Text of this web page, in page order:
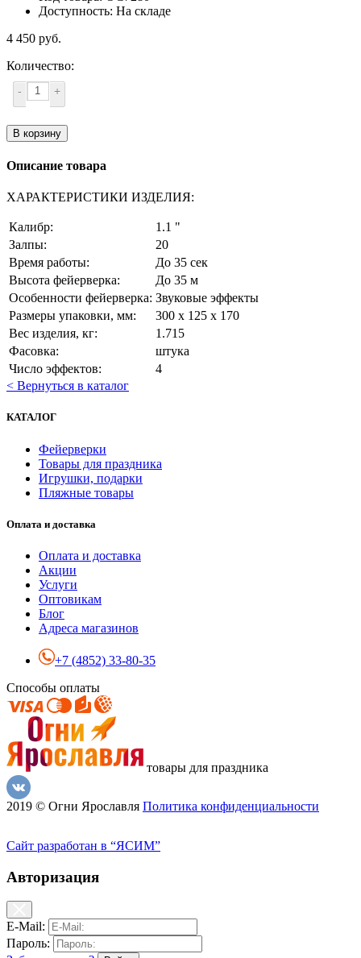
Доступность: На складе
4 450 руб.
Количество:
- +
В корзину
Описание товара
ХАРАКТЕРИСТИКИ ИЗДЕЛИЯ:
Калибр:
1.1 "
Залпы:
20
Время работы:
До 35 сек
Высота фейерверка:
До 35 м
Особенности фейерверка: Звуковые эффекты
Размеры упаковки, мм:
300 х 125 х 170
Вес изделия, кг:
1.715
Фасовка:
штука
Число эффектов:
4
< Вернуться в каталог
КАТАЛОГ
Фейерверки
Товары для праздника
Игрушки, подарки
Пляжные товары
Оплата и доставка
Оплата и доставка
Акции
Услуги
Оптовикам
Блог
Адреса магазинов
+7 (4852) 33-80-35
Способы оплаты
товары для праздника
2019 © Огни Ярославля Политика конфиденциальности
Сайт разработан в “ЯСИМ”
Авторизация
E-Mail:
Пароль: